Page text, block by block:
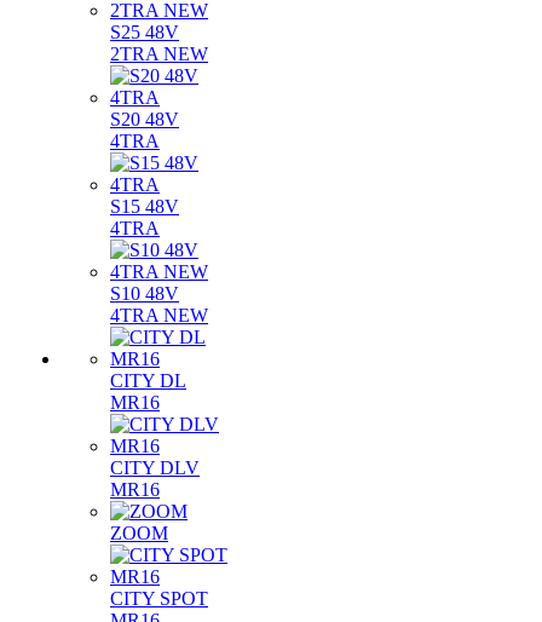
S25 48V
2TRA NEW
S20 48V
4TRA
S15 48V
4TRA
S10 48V
4TRA NEW
CITY DL
MR16
CITY DLV
MR16
ZOOM
CITY SPOT